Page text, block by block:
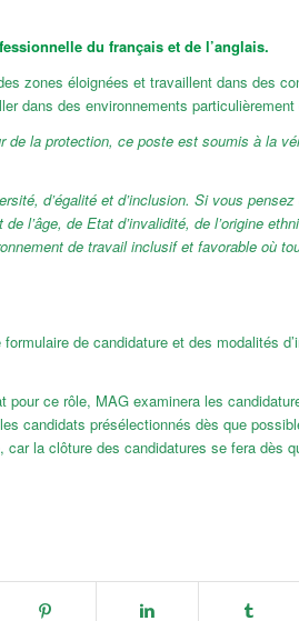
du français et de l’anglais.
zones éloignées et travaillent dans des
dans des environnements
de la protection, ce poste est soumis à la
d’égalité et d’inclusion. Si vous
l’âge, de Etat d’invalidité, de l’origine
de travail inclusif et favorable où
de candidature et des modalités
pour ce rôle, MAG examinera les
candidats présélectionnés dès que
la clôture des candidatures se fera dès